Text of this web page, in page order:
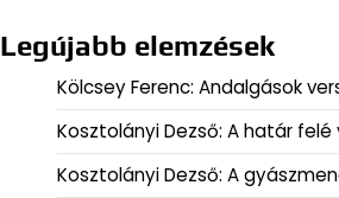
Legújabb elemzések
Kölcsey Ferenc: Andalgások
Kosztolányi Dezső: A határ felé
Kosztolányi Dezső: A